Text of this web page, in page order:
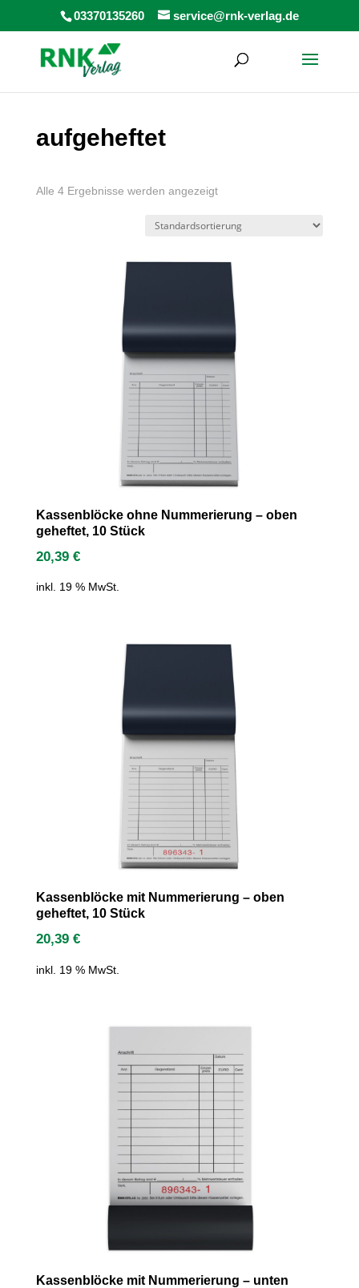
03370135260 service@rnk-verlag.de
aufgeheftet
Alle 4 Ergebnisse werden angezeigt
Kassenblöcke ohne Nummerierung – oben
geheftet, 10 Stück
20,39 €
inkl. 19 % MwSt.
Kassenblöcke mit Nummerierung – oben
geheftet, 10 Stück
20,39 €
inkl. 19 % MwSt.
Kassenblöcke mit Nummerierung – unten